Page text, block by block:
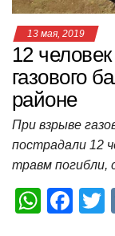
13 мая, 2019
12
газового
районе
При взрыве
пострадали 12
травм погибли,
W F